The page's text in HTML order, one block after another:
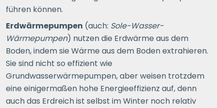
führen können.
Erdwärmepumpen (auch: Sole-Wasser-
Wärmepumpen) nutzen die Erdwärme aus dem
Boden, indem sie Wärme aus dem Boden extrahieren.
Sie sind nicht so effizient wie
Grundwasserwärmepumpen, aber weisen trotzdem
eine einigermaßen hohe Energieeffizienz auf, denn
auch das Erdreich ist selbst im Winter noch relativ